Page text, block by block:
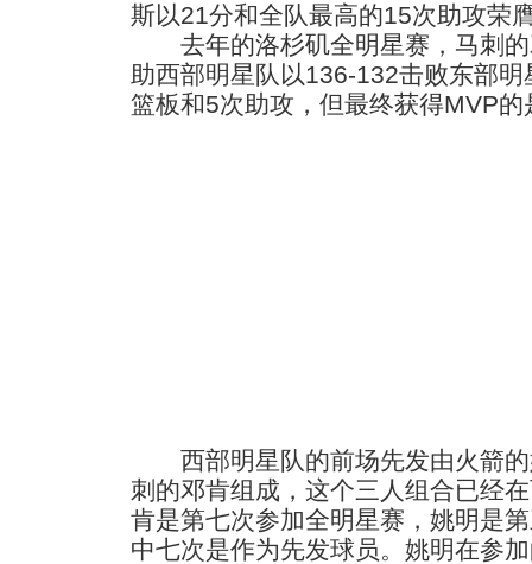
斯以21分和全队最高的15次助攻荣
去年的洛杉矶全明星赛，马刺的
助西部明星队以136-132击败东部
篮板和5次助攻，但最终获得MVP
西部明星队的前场先发由火箭的
刺的邓肯组成，这个三人组合已经
肯是第七次参加全明星赛，姚明是
中七次是作为先发球员。姚明在参